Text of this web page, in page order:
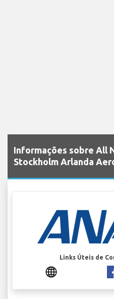
Informações sobre All
Stockholm Arlanda
Links Úteis de